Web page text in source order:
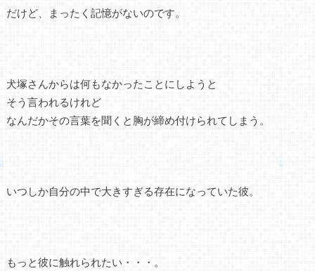
だけど、まったく記憶がないのです。
犬塚さんからは何もなかったことにしようと
そう言われるけれど
なんだかその言葉を聞くと胸が締め付けられてしまう。
いつしか自分の中で大きすぎる存在になっていた彼。
もっと彼に触れられたい・・・。